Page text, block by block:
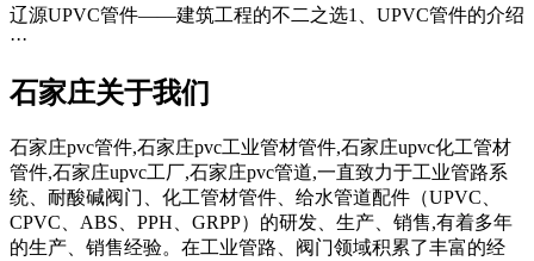
辽源UPVC管件——建筑工程的不二之选1、UPVC管件的介绍
···
石家庄关于我们
石家庄pvc管件,石家庄pvc工业管材管件,石家庄upvc化工管材
管件,石家庄upvc工厂,石家庄pvc管道,一直致力于工业管路系
统、耐酸碱阀门、化工管材管件、给水管道配件（UPVC、
CPVC、ABS、PPH、GRPP）的研发、生产、销售,有着多年
的生产、销售经验。在工业管路、阀门领域积累了丰富的经